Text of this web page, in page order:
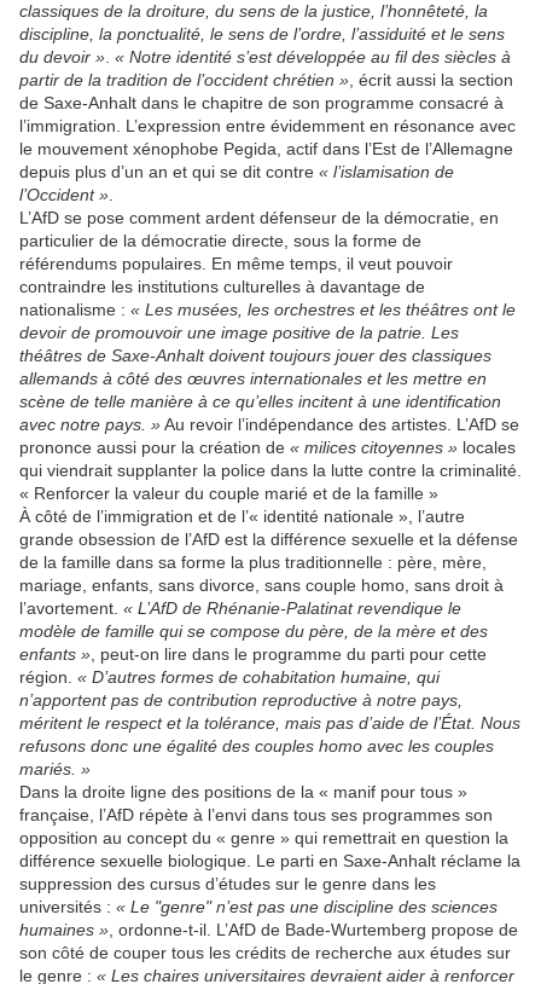
classiques de la droiture, du sens de la justice, l’honnêteté, la
discipline, la ponctualité, le sens de l’ordre, l’assiduité et le sens
du devoir » « Notre identité s’est développée au fil des siècles à
partir de la tradition de l’occident chrétien » , écrit aussi la section
de Saxe-Anhalt dans le chapitre de son programme consacré à
l’immigration. L’expression entre évidemment en résonance avec
le mouvement xénophobe Pegida, actif dans l’Est de l’Allemagne
depuis plus d’un an et qui se dit contre « l’islamisation de
l’Occident »
L’AfD se pose comment ardent défenseur de la démocratie, en
particulier de la démocratie directe, sous la forme de
référendums populaires. En même temps, il veut pouvoir
contraindre les institutions culturelles à davantage de
nationalisme : « Les musées, les orchestres et les théâtres ont le
devoir de promouvoir une image positive de la patrie. Les
théâtres de Saxe-Anhalt doivent toujours jouer des classiques
allemands à côté des œuvres internationales et les mettre en
scène de telle manière à ce qu’elles incitent à une identification
avec notre pays. »Au revoir l’indépendance des artistes. L’AfD se
prononce aussi pour la création de « milices citoyennes » locales
qui viendrait supplanter la police dans la lutte contre la criminalité.
« Renforcer la valeur du couple marié et de la famille »
À côté de l’immigration et de l’« identité nationale », l’autre
grande obsession de l’AfD est la différence sexuelle et la défense
de la famille dans sa forme la plus traditionnelle : père, mère,
mariage, enfants, sans divorce, sans couple homo, sans droit à
l’avortement. « L’AfD de Rhénanie-Palatinat revendique le
modèle de famille qui se compose du père, de la mère et des
enfants » , peut-on lire dans le programme du parti pour cette
région. « D’autres formes de cohabitation humaine, qui
n’apportent pas de contribution reproductive à notre pays,
méritent le respect et la tolérance, mais pas d’aide de l’État. Nous
refusons donc une égalité des couples homo avec les couples
mariés. »
Dans la droite ligne des positions de la « manif pour tous »
française, l’AfD répète à l’envi dans tous ses programmes son
opposition au concept du « genre » qui remettrait en question la
différence sexuelle biologique. Le parti en Saxe-Anhalt réclame la
suppression des cursus d’études sur le genre dans les
universités : « Le "genre" n’est pas une discipline des sciences
humaines » , ordonne-t-il. L’AfD de Bade-Wurtemberg propose de
son côté de couper tous les crédits de recherche aux études sur
le genre : « Les chaires universitaires devraient aider à renforcer